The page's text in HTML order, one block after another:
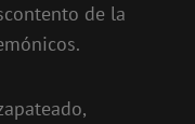
de la